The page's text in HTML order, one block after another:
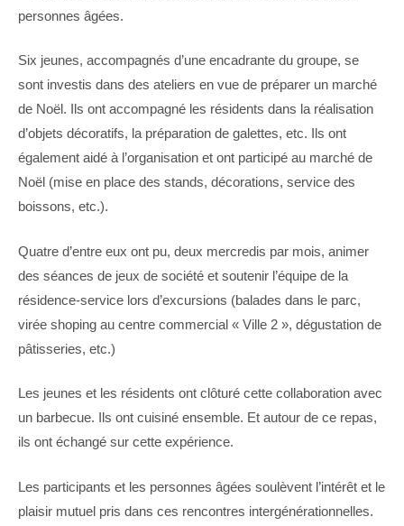
personnes âgées.
Six jeunes, accompagnés d’une encadrante du groupe, se
sont investis dans des ateliers en vue de préparer un marché
de Noël. Ils ont accompagné les résidents dans la réalisation
d’objets décoratifs, la préparation de galettes, etc. Ils ont
également aidé à l’organisation et ont participé au marché de
Noël (mise en place des stands, décorations, service des
boissons, etc.).
Quatre d’entre eux ont pu, deux mercredis par mois, animer
des séances de jeux de société et soutenir l’équipe de la
résidence-service lors d’excursions (balades dans le parc,
virée shoping au centre commercial « Ville 2 », dégustation de
pâtisseries, etc.)
Les jeunes et les résidents ont clôturé cette collaboration avec
un barbecue. Ils ont cuisiné ensemble. Et autour de ce repas,
ils ont échangé sur cette expérience.
Les participants et les personnes âgées soulèvent l’intérêt et le
plaisir mutuel pris dans ces rencontres intergénérationnelles.